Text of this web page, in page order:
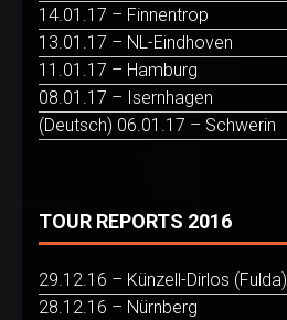
14.01.17 – Finnentrop
13.01.17 – NL-Eindhoven
11.01.17 – Hamburg
08.01.17 – Isernhagen
(Deutsch) 06.01.17 – Schwerin
TOUR REPORTS 2016
29.12.16 – Künzell-Dirlos (Fulda)
28.12.16 – Nürnberg